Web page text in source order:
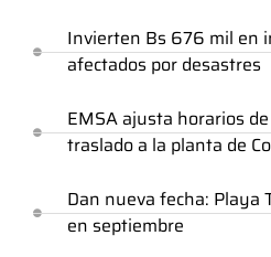
Invierten Bs 676 mil en
afectados por desastres
EMSA ajusta horarios
traslado a la planta de
Dan nueva fecha: Playa
en septiembre